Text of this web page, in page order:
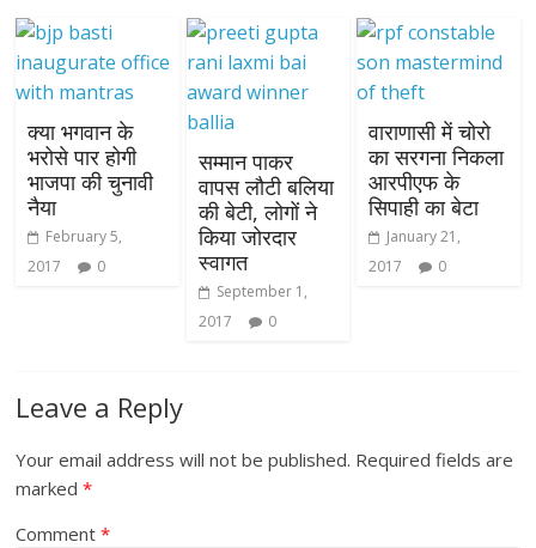
क्या भगवान के
भरोसे पार होगी
भाजपा की चुनावी
नैया
February 5,
2017
0
सम्मान पाकर
वापस लौटी बलिया
की बेटी, लोगों ने
किया जोरदार
स्वागत
September 1,
2017
0
वाराणासी में चोरो
का सरगना निकला
आरपीएफ के
सिपाही का बेटा
January 21,
2017
0
Leave a Reply
Your email address will not be published. Required fields are
marked*
Comment*